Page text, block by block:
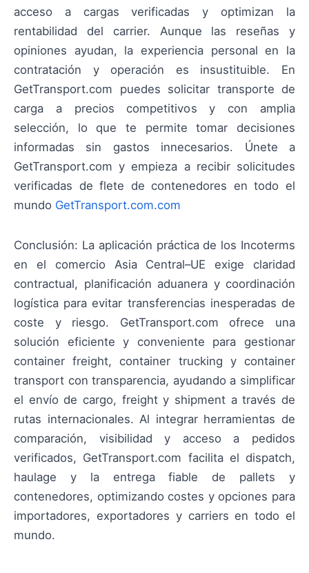
acceso a cargas verificadas y optimizan la
rentabilidad del carrier. Aunque las reseñas y
opiniones ayudan, la experiencia personal en la
contratación y operación es insustituible. En
GetTransport.com puedes solicitar transporte de
carga a precios competitivos y con amplia
selección, lo que te permite tomar decisiones
informadas sin gastos innecesarios. Únete a
GetTransport.com y empieza a recibir solicitudes
verificadas de flete de contenedores en todo el
mundo GetTransport.com.com
Conclusión: La aplicación práctica de los Incoterms
en el comercio Asia Central–UE exige claridad
contractual, planificación aduanera y coordinación
logística para evitar transferencias inesperadas de
coste y riesgo. GetTransport.com ofrece una
solución eficiente y conveniente para gestionar
container freight, container trucking y container
transport con transparencia, ayudando a simplificar
el envío de cargo, freight y shipment a través de
rutas internacionales. Al integrar herramientas de
comparación, visibilidad y acceso a pedidos
verificados, GetTransport.com facilita el dispatch,
haulage y la entrega fiable de pallets y
contenedores, optimizando costes y opciones para
importadores, exportadores y carriers en todo el
mundo.